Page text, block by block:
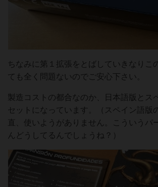
ちなみに第１拡張をとばしていきなりこ
ても全く問題ないのでご安心下さい。
製造コストの都合なのか、日本語版とス
セットになっています。（スペイン語版
直、使いようがありません。こういうパ
んどうしてるんでしょうね？）